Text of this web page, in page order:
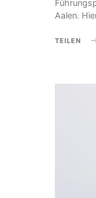
Aalen.
TEILEN